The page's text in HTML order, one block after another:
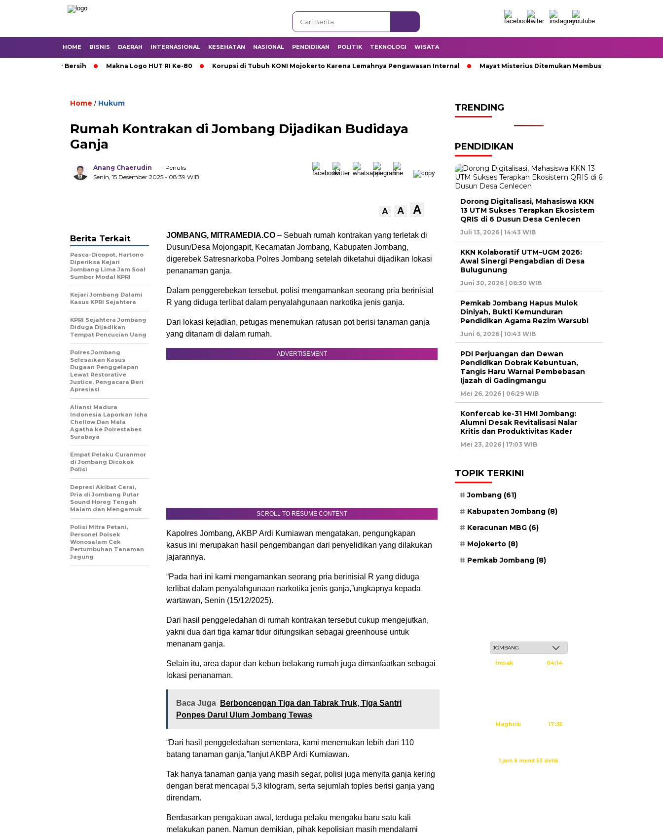
HOME BISNIS DAERAH INTERNASIONAL KESEHATAN NASIONAL PENDIDIKAN POLITIK TEKNOLOGI WISATA
Krisis Air Bersih Makna Logo HUT RI Ke-80 Korupsi di Tubuh KONI Mojokerto Karena Lemahnya Pengawasan Internal Mayat Misterius Ditemukan Membusuk di Dalam Sumur
Home / Hukum
Rumah Kontrakan di Jombang Dijadikan Budidaya
Ganja
Anang Chaerudin
- Penulis
Senin, 15 Desember 2025 - 08:39 WIB
A A A
JOMBANG, MITRAMEDIA.CO – Sebuah rumah kontrakan yang terletak di
Dusun/Desa Mojongapit, Kecamatan Jombang, Kabupaten Jombang,
digerebek Satresnarkoba Polres Jombang setelah diketahui dijadikan lokasi
penanaman ganja.
Dalam penggerebekan tersebut, polisi mengamankan seorang pria berinisial
R yang diduga terlibat dalam penyalahgunaan narkotika jenis ganja.
Dari lokasi kejadian, petugas menemukan ratusan pot berisi tanaman ganja
yang ditanam di dalam rumah.
ADVERTISEMENT
SCROLL TO RESUME CONTENT
Kapolres Jombang, AKBP Ardi Kurniawan mengatakan, pengungkapan
kasus ini merupakan hasil pengembangan dari penyelidikan yang dilakukan
jajarannya.
“Pada hari ini kami mengamankan seorang pria berinisial R yang diduga
terlibat dalam penyalahgunaan narkotika jenis ganja,”ungkapnya kepada
wartawan, Senin (15/12/2025).
Dari hasil penggeledahan di rumah kontrakan tersebut cukup mengejutkan,
yakni dua dari tiga kamar tidur difungsikan sebagai greenhouse untuk
menanam ganja.
Selain itu, area dapur dan kebun belakang rumah juga dimanfaatkan sebagai
lokasi penanaman.
Baca Juga
Berboncengan Tiga dan Tabrak Truk, Tiga Santri
Ponpes Darul Ulum Jombang Tewas
“Dari hasil penggeledahan sementara, kami menemukan lebih dari 110
batang tanaman ganja,”lanjut AKBP Ardi Kurniawan.
Tak hanya tanaman ganja yang masih segar, polisi juga menyita ganja kering
dengan berat mencapai 5,3 kilogram, serta sejumlah toples berisi ganja yang
direndam.
Berdasarkan pengakuan awal, terduga pelaku mengaku baru satu kali
melakukan panen. Namun demikian, pihak kepolisian masih mendalami
Berita Terkait
Pasca-Dicopot, Hartono
Diperiksa Kejari
Jombang Lima Jam Soal
Sumber Modal KPRI
Kejari Jombang Dalami
Kasus KPRI Sejahtera
KPRI Sejahtera Jombang
Diduga Dijadikan
Tempat Pencucian Uang
Polres Jombang
Selesaikan Kasus
Dugaan Penggelapan
Lewat Restorative
Justice, Pengacara Beri
Apresiasi
Aliansi Madura
Indonesia Laporkan Icha
Chellow Dan Mala
Agatha ke Polrestabes
Surabaya
Empat Pelaku Curanmor
di Jombang Dicokok
Polisi
Depresi Akibat Cerai,
Pria di Jombang Putar
Sound Horeg Tengah
Malam dan Mengamuk
Polisi Mitra Petani,
Personel Polsek
Wonosalam Cek
Pertumbuhan Tanaman
Jagung
TRENDING
PENDIDIKAN
Dorong Digitalisasi, Mahasiswa KKN
13 UTM Sukses Terapkan Ekosistem
QRIS di 6 Dusun Desa Cenlecen
Juli 13, 2026 | 14:43 WIB
KKN Kolaboratif UTM–UGM 2026:
Awal Sinergi Pengabdian di Desa
Bulugunung
Juni 30, 2026 | 06:30 WIB
Pemkab Jombang Hapus Mulok
Diniyah, Bukti Kemunduran
Pendidikan Agama Rezim Warsubi
Juni 6, 2026 | 10:43 WIB
PDI Perjuangan dan Dewan
Pendidikan Dobrak Kebuntuan,
Tangis Haru Warnai Pembebasan
Ijazah di Gadingmangu
Mei 26, 2026 | 06:29 WIB
Konfercab ke-31 HMI Jombang:
Alumni Desak Revitalisasi Nalar
Kritis dan Produktivitas Kader
Mei 23, 2026 | 17:03 WIB
TOPIK TERKINI
Jombang (61)
Kabupaten Jombang (8)
Keracunan MBG (6)
Mojokerto (8)
Pemkab Jombang (8)
Imsak 04:14
Maghrib 17:35
1 jam 6 menit 52 detik